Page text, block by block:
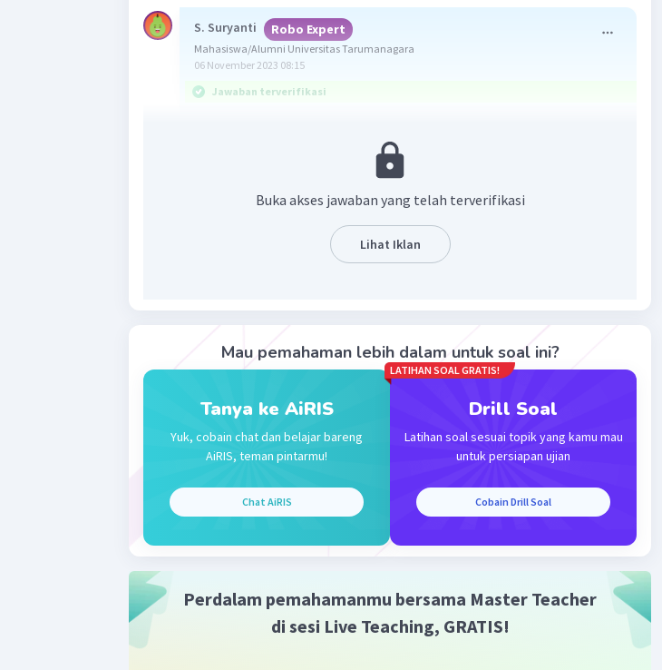
S. Suryanti Robo Expert
Mahasiswa/Alumni Universitas Tarumanagara
06 November 2023 08:15
Jawaban terverifikasi
Cermati pembahasan berikut!
Untuk menyelesaikan pertidaksamaan 1/4 x < -1 dengan x sebagai
variabel pada bilangan bulat, Anda dapat mengalikan kedua sisi
pertidaksamaan dengan 4 untuk menghilangkan pembagian:
1/4x < -1 ... (kedua ruas dikalikan dengan 4)
Balas
Iklan
Buka akses jawaban yang telah terverifikasi
Lihat Iklan
Mau pemahaman lebih dalam untuk soal ini?
Tanya ke AiRIS
Yuk, cobain chat dan belajar bareng
AiRIS, teman pintarmu!
Chat AiRIS
LATIHAN SOAL GRATIS!
Drill Soal
Latihan soal sesuai topik yang kamu mau
untuk persiapan ujian
Cobain Drill Soal
Perdalam pemahamanmu bersama Master Teacher
di sesi Live Teaching, GRATIS!